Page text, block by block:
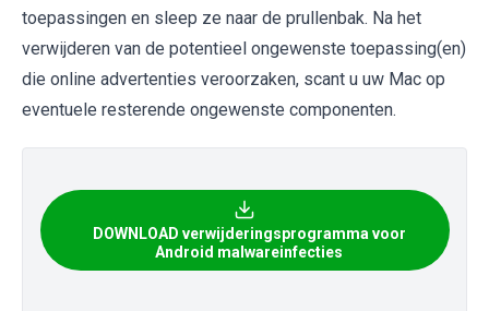
toepassingen en sleep ze naar de prullenbak. Na het
verwijderen van de potentieel ongewenste toepassing(en)
die online advertenties veroorzaken, scant u uw Mac op
eventuele resterende ongewenste componenten.
DOWNLOAD verwijderingsprogramma voor
Android malwareinfecties